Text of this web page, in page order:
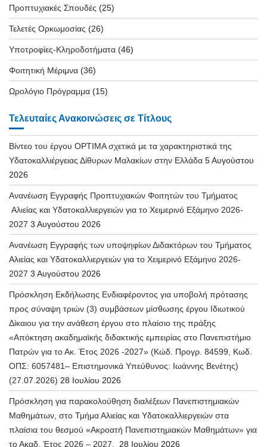
Προπτυχιακές Σπουδές (25)
Τελετές Ορκωμοσίας (26)
Υποτροφίες-Κληροδοτήματα (46)
Φοιτητική Μέριμνα (36)
Ωρολόγιο Πρόγραμμα (15)
Τελευταίες Ανακοινώσεις σε Τίτλους
Βίντεο του έργου OPTIMA σχετικά με τα χαρακτηριστικά της
Υδατοκαλλιέργειας Δίθυρων Μαλακίων στην Ελλάδα 5 Αυγούστου
2026
Ανανέωση Εγγραφής Προπτυχιακών Φοιτητών του Τμήματος
Αλιείας και Υδατοκαλλιεργειών για το Χειμερινό Εξάμηνο 2026-
2027 3 Αυγούστου 2026
Ανανέωση Εγγραφής των υποψηφίων Διδακτόρων του Τμήματος
Αλιείας και Υδατοκαλλιεργειών για το Χειμερινό Εξάμηνο 2026-
2027 3 Αυγούστου 2026
Πρόσκληση Εκδήλωσης Ενδιαφέροντος για υποβολή πρότασης
προς σύναψη τριών (3) συμβάσεων μίσθωσης έργου Ιδιωτικού
Δίκαιου για την ανάθεση έργου στο πλαίσιο της πράξης
«Απόκτηση ακαδημαϊκής διδακτικής εμπειρίας στο Πανεπιστήμιο
Πατρών για το Ακ. Έτος 2026 -2027» (Κώδ. Προγρ. 84599, Κωδ.
ΟΠΣ: 6057481– Επιστημονικά Υπεύθυνος: Ιωάννης Βενέτης)
(27.07.2026) 28 Ιουλίου 2026
Πρόσκληση για παρακολούθηση διαλέξεων Πανεπιστημιακών
Μαθημάτων, στο Τμήμα Αλιείας και Υδατοκαλλιεργειών στα
πλαίσια του θεσμού «Ακροατή Πανεπιστημιακών Μαθημάτων» για
το Ακαδ. Έτος 2026 – 2027.
28 Ιουλίου 2026